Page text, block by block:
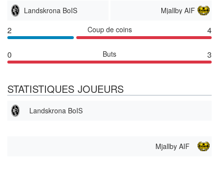
Landskrona BoIS Mjallby AIF
2 Coup de coins 4
0 Buts 3
STATISTIQUES JOUEURS
Landskrona BoIS
Mjallby AIF